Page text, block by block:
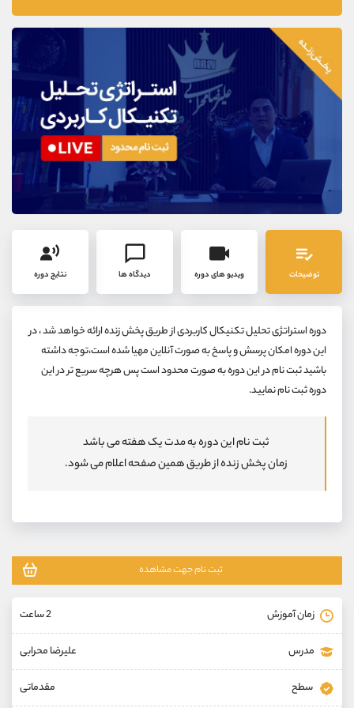
توضیحات ویدیو های دوره دیدگاه ها نتایج دوره
دوره استراتژی تحلیل تکنیکال کاربردی از طریق پخش زنده ارائه خواهد شد ، در
این دوره امکان پرسش و پاسخ به صورت آنلاین مهیا شده است،توجه داشته
باشید ثبت نام در این دوره به صورت محدود است پس هرچه سریع تر در این
دوره ثبت نام نمایید.
ثبت نام این دوره به مدت یک هفته می باشد
زمان پخش زنده از طریق همین صفحه اعلام می شود.
ثبت نام جهت مشاهده
زمان آموزش 2 ساعت
مدرس علیرضا محرابی
سطح مقدماتی
شروع گفتگو
@Armteam_admin_103
داخلی 103
پشتیبان فروش (فائزه تهرانی)
موبایل 09101364784
واتساپ شروع گفتگو
@Armteam_admin_104
داخلی 104
اطلاعات تماس
تلفن 021-22021030
تلفن 021-22021040
کانال تلگرام @alirezamehrabi_com
کانال بله @alirezamehrabi_official